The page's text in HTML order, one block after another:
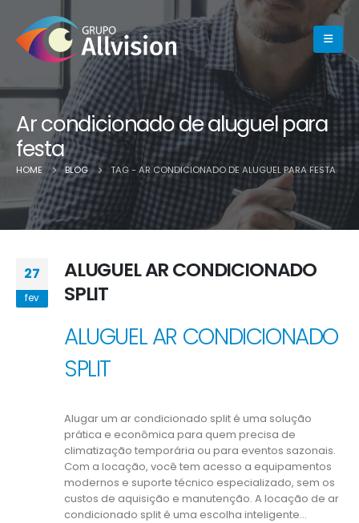
Ar condicionado de aluguel para
festa
HOME BLOG TAG - AR CONDICIONADO DE ALUGUEL PARA FESTA
27
fev
ALUGUEL AR CONDICIONADO
SPLIT
ALUGUEL AR CONDICIONADO
SPLIT
Alugar um ar condicionado split é uma solução
prática e econômica para quem precisa de
climatização temporária ou para eventos sazonais.
Com a locação, você tem acesso a equipamentos
modernos e suporte técnico especializado, sem os
custos de aquisição e manutenção. A locação de ar
condicionado split é uma escolha inteligente...